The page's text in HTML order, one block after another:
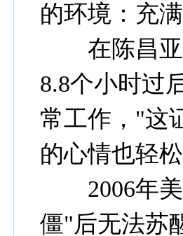
的环境：充
在陈昌亚
8.8个小时过
常工作，"这
的心情也轻
2006年美
僵"后无法苏